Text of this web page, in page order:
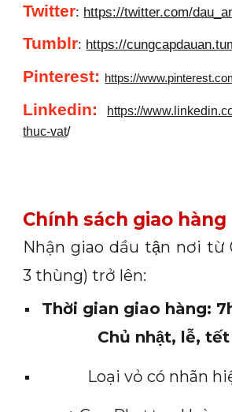
Twitter: https://twitter.com/
Tumblr: https://
Pinterest: https://
Linkedin:
https://
thuc-vat/
Chính sách giao hàng
Nhận giao dầu tận nơi từ
3 thùng) trở lên:
Thời gian giao hàng:
Chủ nhật, lễ,
Loại vỏ có nhãn